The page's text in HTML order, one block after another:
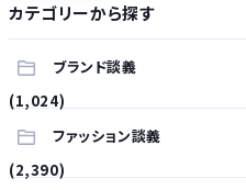
カテゴリーから探す
ブランド談義
(1,024)
ファッション談義
(2,390)